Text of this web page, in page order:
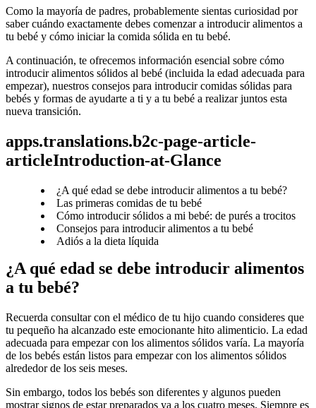
Como la mayoría de padres, probablemente sientas curiosidad por
saber cuándo exactamente debes comenzar a introducir alimentos a
tu bebé y cómo iniciar la comida sólida en tu bebé.
A continuación, te ofrecemos información esencial sobre cómo
introducir alimentos sólidos al bebé (incluida la edad adecuada para
empezar), nuestros consejos para introducir comidas sólidas para
bebés y formas de ayudarte a ti y a tu bebé a realizar juntos esta
nueva transición.
apps.translations.b2c-page-article-
articleIntroduction-at-Glance
¿A qué edad se debe introducir alimentos a tu bebé?
Las primeras comidas de tu bebé
Cómo introducir sólidos a mi bebé: de purés a trocitos
Consejos para introducir alimentos a tu bebé
Adiós a la dieta líquida
¿A qué edad se debe introducir alimentos
a tu bebé?
Recuerda consultar con el médico de tu hijo cuando consideres que
tu pequeño ha alcanzado este emocionante hito alimenticio. La edad
adecuada para empezar con los alimentos sólidos varía. La mayoría
de los bebés están listos para empezar con los alimentos sólidos
alrededor de los seis meses.
Sin embargo, todos los bebés son diferentes y algunos pueden
mostrar signos de estar preparados ya a los cuatro meses. Siempre es